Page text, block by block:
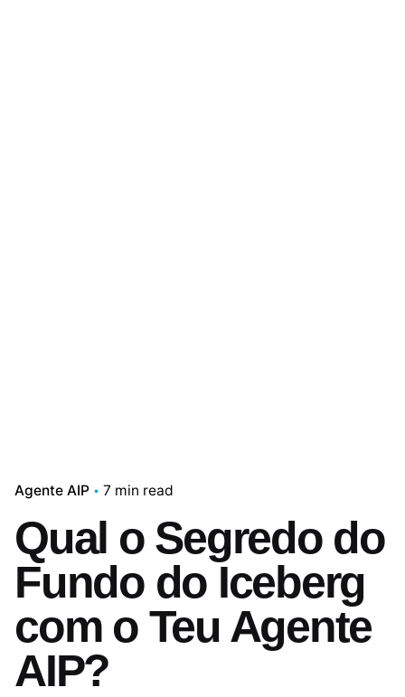
Agente AIP 7 min read
Qual o Segredo do
Fundo do Iceberg
com o Teu Agente
AIP?